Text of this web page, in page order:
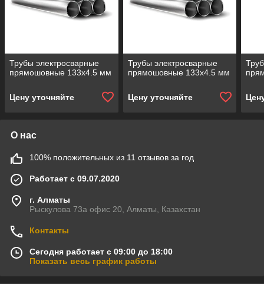
Трубы электросварные
прямошовные 133х4.5 мм
Цену уточняйте
Трубы электросварные
прямошовные 133х4.5 мм
Цену уточняйте
О нас
100% положительных из 11 отзывов за год
Работает с 09.07.2020
г. Алматы
Рыскулова 73а офис 20, Алматы, Казахстан
Контакты
Сегодня работает с 09:00 до 18:00
Показать весь график работы